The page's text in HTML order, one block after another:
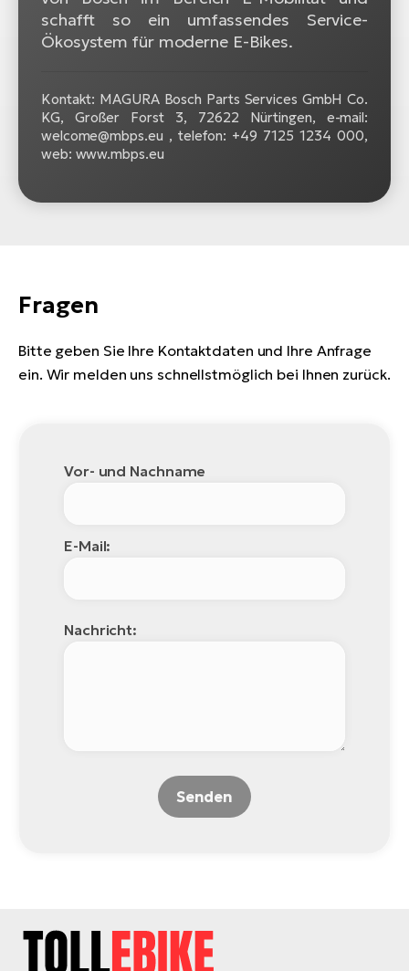
schafft so ein umfassendes Service-
Ökosystem für moderne E-Bikes.
Kontakt: MAGURA Bosch Parts Services GmbH Co.
KG, Großer Forst 3, 72622 Nürtingen, e-mail:
welcome@mbps.eu , telefon: +49 7125 1234 000,
web: www.mbps.eu
Fragen
Bitte geben Sie Ihre Kontaktdaten und Ihre Anfrage
ein. Wir melden uns schnellstmöglich bei Ihnen zurück.
Vor- und Nachname
E-Mail:
Nachricht:
Senden